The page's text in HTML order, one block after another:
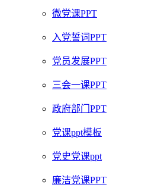
微党课PPT
入党誓词PPT
党员发展PPT
三会一课PPT
政府部门PPT
党课ppt模板
党史党课ppt
廉洁党课PPT